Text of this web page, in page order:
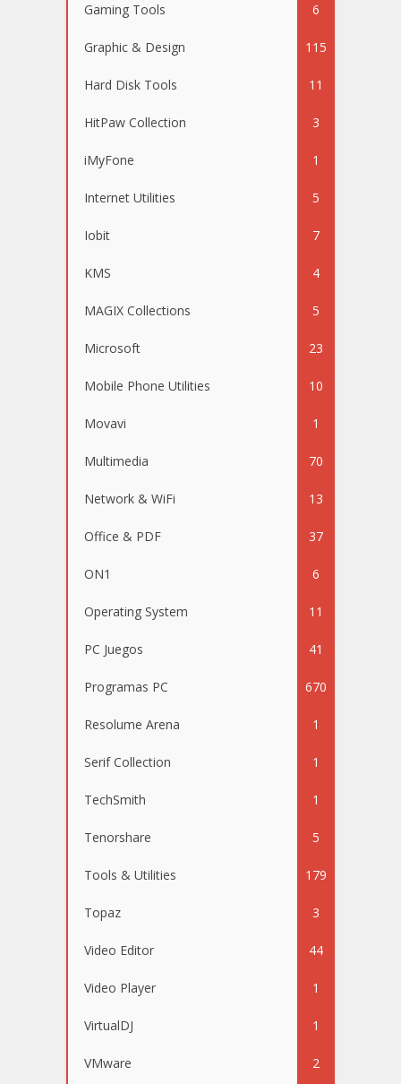
Gaming Tools 6
Graphic & Design 115
Hard Disk Tools 11
HitPaw Collection 3
iMyFone 1
Internet Utilities 5
Iobit 7
KMS 4
MAGIX Collections 5
Microsoft 23
Mobile Phone Utilities 10
Movavi 1
Multimedia 70
Network & WiFi 13
Office & PDF 37
ON1 6
Operating System 11
PC Juegos 41
Programas PC 670
Resolume Arena 1
Serif Collection 1
TechSmith 1
Tenorshare 5
Tools & Utilities 179
Topaz 3
Video Editor 44
Video Player 1
VirtualDJ 1
VMware 2